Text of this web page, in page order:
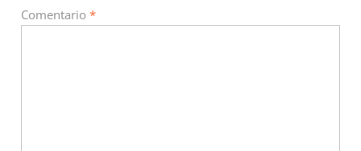
Comentario*